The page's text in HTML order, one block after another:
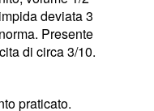
deviata 3
Presente
di circa 3/10.
praticato.